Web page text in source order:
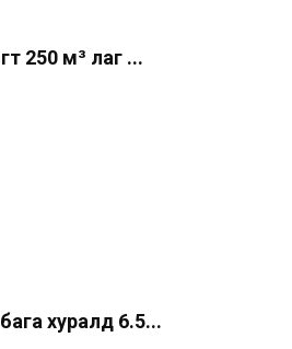
250 м³ лаг ...
хуралд 6.5...